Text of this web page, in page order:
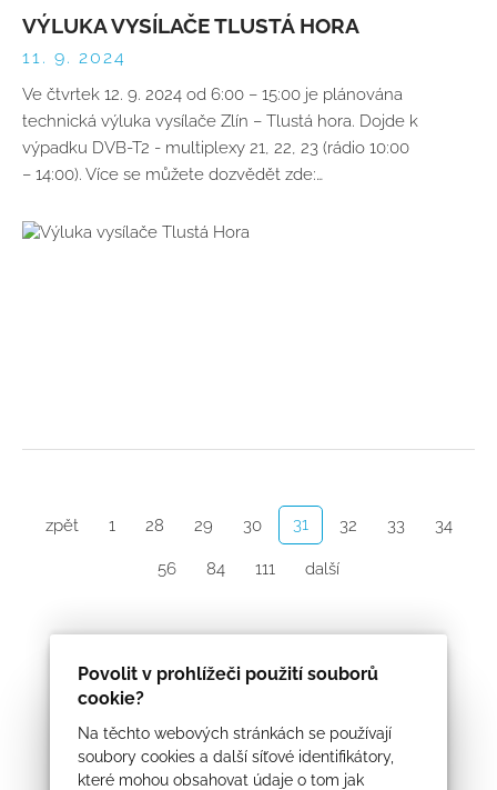
Povolit v prohlížeči použití souborů
cookie?
Na těchto webových stránkách se používají
soubory cookies a další síťové identifikátory,
které mohou obsahovat údaje o tom jak
VÝLUKA VYSÍLAČE TLUSTÁ HORA
11. 9. 2024
Ve čtvrtek 12. 9. 2024 od 6:00 – 15:00 je plánována
technická výluka vysílače Zlín – Tlustá hora. Dojde k
výpadku DVB-T2 - multiplexy 21, 22, 23 (rádio 10:00
– 14:00). Více se můžete dozvědět zde:…
zpět 1 28 29 30 31 32 33 34
56 84 111 další